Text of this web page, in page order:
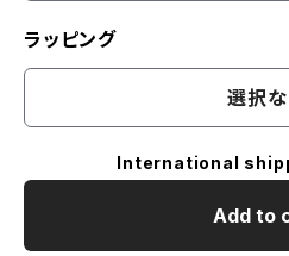
ラッピング
選択
International
Add to